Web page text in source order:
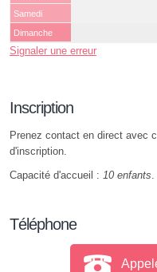
Samedi
Dimanche
Signaler une erreur
Inscription
Prenez contact en direct avec
d'inscription.
Capacité d'accueil : 10 enfants
Téléphone